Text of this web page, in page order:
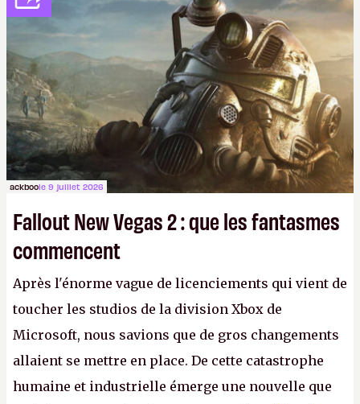
ackboole 9 juillet 2026
Fallout New Vegas 2 : que les fantasmes
commencent
Après l'énorme vague de licenciements qui vient de
toucher les studios de la division Xbox de
Microsoft, nous savions que de gros changements
allaient se mettre en place. De cette catastrophe
humaine et industrielle émerge une nouvelle que